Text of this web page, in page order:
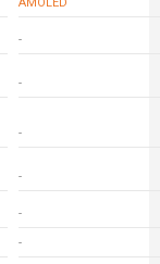
-
-
-
-
-
-